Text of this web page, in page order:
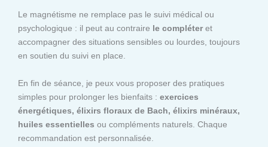
Le magnétisme ne remplace pas le suivi médical ou
psychologique : il peut au contraire le compléteret
accompagner des situations sensibles ou lourdes, toujours
en soutien du suivi en place.
En fin de séance, je peux vous proposer des pratiques
simples pour prolonger les bienfaits : exercices
énergétiques, élixirs floraux de Bach, élixirs minéraux,
huiles essentielles ou compléments naturels. Chaque
recommandation est personnalisée.